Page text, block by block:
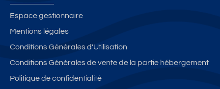
Espace gestionnaire
Mentions légales
Conditions Générales d'Utilisation
Conditions Générales de vente de la partie hébergement
Politique de confidentialité